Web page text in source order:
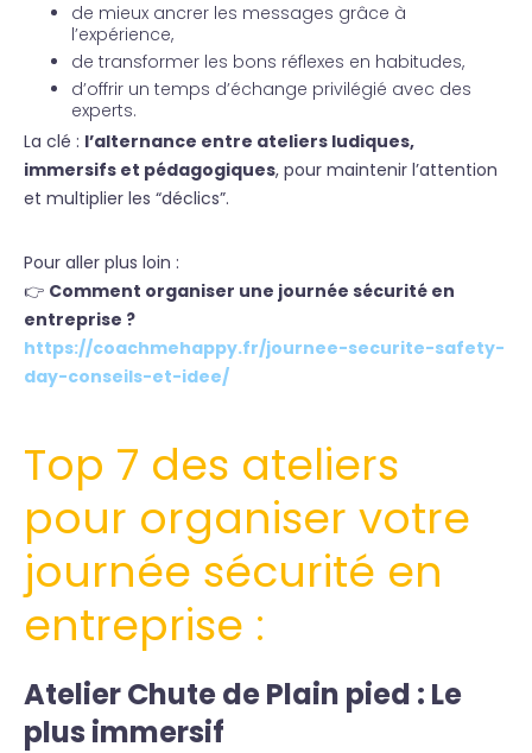
de mieux ancrer les messages grâce à
l’expérience,
de transformer les bons réflexes en habitudes,
d’offrir un temps d’échange privilégié avec des
experts.
La clé : l’alternance entre ateliers ludiques,
immersifs et pédagogiques, pour maintenir l’attention
et multiplier les “déclics”.
Pour aller plus loin :
👉 Comment organiser une journée sécurité en
entreprise ?
https://coachmehappy.fr/journee-securite-safety-
day-conseils-et-idee/
Top 7 des ateliers
pour organiser votre
journée sécurité en
entreprise :
Atelier Chute de Plain pied : Le
plus immersif